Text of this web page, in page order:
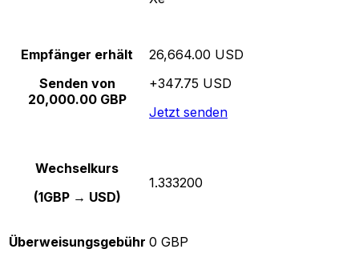
Empfänger erhält
Senden von
20,000.00 GBP
26,664.00 USD
+347.75 USD
Jetzt senden
Wechselkurs
(1GBP → USD)
1.333200
Überweisungsgebühr 0 GBP